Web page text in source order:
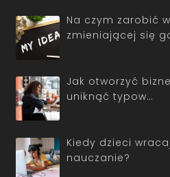
Na czym zarobić
zmieniającej się
Jak otworzyć
uniknąć typow…
Kiedy dzieci
nauczanie?